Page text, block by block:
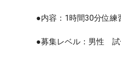
●内容：1時間30分位練
●募集レベル：男性 試
試合にエン